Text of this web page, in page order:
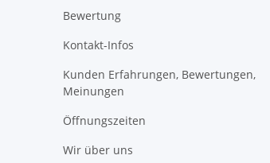
Bewertung
Kontakt-Infos
Kunden Erfahrungen, Bewertungen,
Meinungen
Öffnungszeiten
Wir über uns